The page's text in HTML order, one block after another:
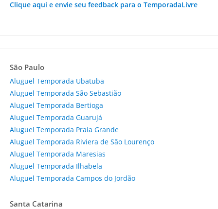
Clique aqui e envie seu feedback para o TemporadaLivre
São Paulo
Aluguel Temporada Ubatuba
Aluguel Temporada São Sebastião
Aluguel Temporada Bertioga
Aluguel Temporada Guarujá
Aluguel Temporada Praia Grande
Aluguel Temporada Riviera de São Lourenço
Aluguel Temporada Maresias
Aluguel Temporada Ilhabela
Aluguel Temporada Campos do Jordão
Santa Catarina